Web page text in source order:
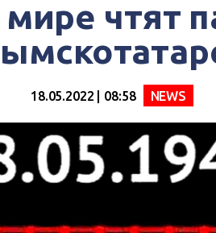
чтят
18.05.2022 | 08:58 NEWS